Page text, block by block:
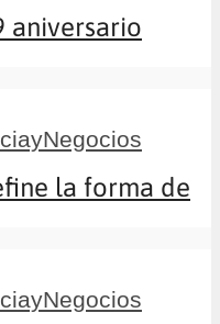
aniversario
la forma de